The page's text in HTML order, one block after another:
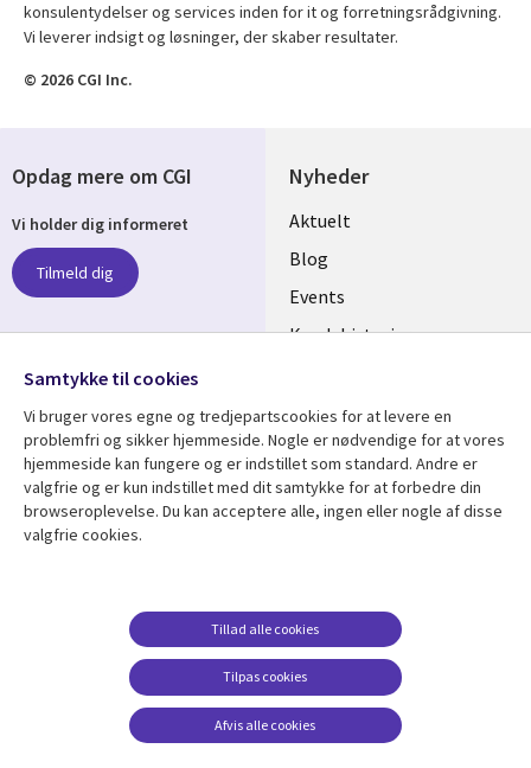
konsulentydelser og services inden for it og forretningsrådgivning.
Vi leverer indsigt og løsninger, der skaber resultater.
© 2026 CGI Inc.
Nyheder
Useful
links
DENMARK
Aktuelt
Blog
Events
Kundehistorier
Se mere
DENMARK
Kundehistorier
DENMARK
Persondatapolitik
Accessibility
Suppliers
Change consent
Opdag mere om CGI
Vi holder dig informeret
Tilmeld dig
Følg os
Social
Media
DENMARK
Samtykke til cookies
Vi bruger vores egne og tredjepartscookies for at levere en
problemfri og sikker hjemmeside. Nogle er nødvendige for at vores
hjemmeside kan fungere og er indstillet som standard. Andre er
valgfrie og er kun indstillet med dit samtykke for at forbedre din
browseroplevelse. Du kan acceptere alle, ingen eller nogle af disse
valgfrie cookies.
Tilpas cookies
Tillad alle cookies
Afvis alle cookies